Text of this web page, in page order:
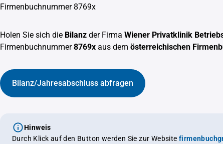
Firmenbuchnummer 8769x
Holen Sie sich die Bilanz der Firma Wiener Privatklinik
Firmenbuchnummer8769x aus dem österreichischen
Bilanz/Jahresabschluss abfragen
Hinweis
Durch Klick auf den Button werden Sie zur Website